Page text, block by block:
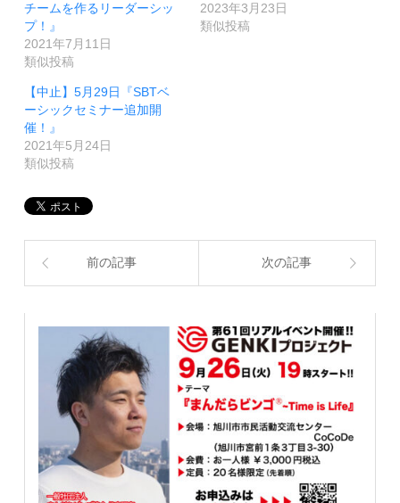
チームを作るリーダーシッ
プ！』
2021年7月11日
類似投稿
2023年3月23日
類似投稿
【中止】5月29日『SBTベ
ーシックセミナー追加開
催！』
2021年5月24日
類似投稿
前の記事 次の記事